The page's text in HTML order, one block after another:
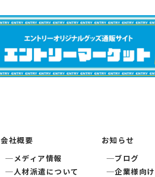
会社概要
メディア情報
人材派遣について
お知らせ
ブログ
企業様向